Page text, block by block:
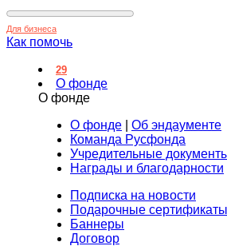
Для бизнеса
Как помочь
29
О фонде
О фонде
О фонде
Об эндаументе
Команда Русфонда
Учредительные
Награды и благодарности
Подписка на новости
Подарочные сертификаты
Баннеры
Договор